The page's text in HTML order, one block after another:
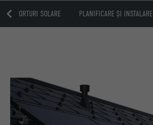
SUPORTURI SOLARE PLANIFICARE ȘI INSTALARE